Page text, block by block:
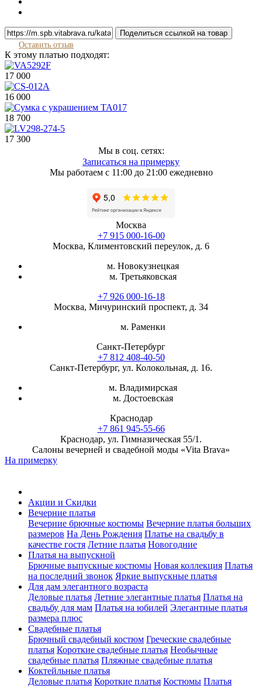
Поделиться ссылкой на товар
Оставить отзыв
К этому платью подходят:
17 000
16 000
18 700
17 300
Мы в соц. сетях:
Записаться на примерку
Мы работаем с 11:00 до 21:00 ежедневно
Москва
+7 915 000-16-00
Москва, Климентовский переулок, д. 6
м. Новокузнецкая
м. Третьяковская
+7 926 000-16-18
Москва, Мичуринский проспект, д. 34
м. Раменки
Санкт-Петербург
+7 812 408-40-50
Санкт-Петербург, ул. Колокольная, д. 16.
м. Владимирская
м. Достоевская
Краснодар
+7 861 945-55-66
Краснодар, ул. Гимназическая 55/1.
Салоны вечерней и свадебной моды «Vita Brava»
На примерку
Акции и Скидки
Вечерние платья
Вечерние брючные костюмы Вечерние платья больших
размеров На День Рождения Платье на свадьбу в
качестве гостя Летние платья Новогодние
Платья на выпускной
Брючные выпускные костюмы Новая коллекция Платья
на последний звонок Яркие выпускные платья
Для дам элегантного возраста
Деловые платья Летние элегантные платья Платья на
свадьбу для мам Платья на юбилей Элегантные платья
размера плюс
Свадебные платья
Брючный свадебный костюм Греческие свадебные
платья Короткие свадебные платья Необычные
свадебные платья Пляжные свадебные платья
Коктейльные платья
Деловые платья Короткие платья Костюмы Платья